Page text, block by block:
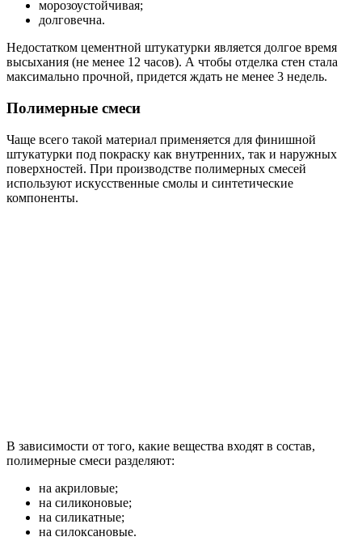
морозоустойчивая;
долговечна.
Недостатком цементной штукатурки является долгое время
высыхания (не менее 12 часов). А чтобы отделка стен стала
максимально прочной, придется ждать не менее 3 недель.
Полимерные смеси
Чаще всего такой материал применяется для финишной
штукатурки под покраску как внутренних, так и наружных
поверхностей. При производстве полимерных смесей
используют искусственные смолы и синтетические
компоненты.
В зависимости от того, какие вещества входят в состав,
полимерные смеси разделяют:
на акриловые;
на силиконовые;
на силикатные;
на силоксановые.